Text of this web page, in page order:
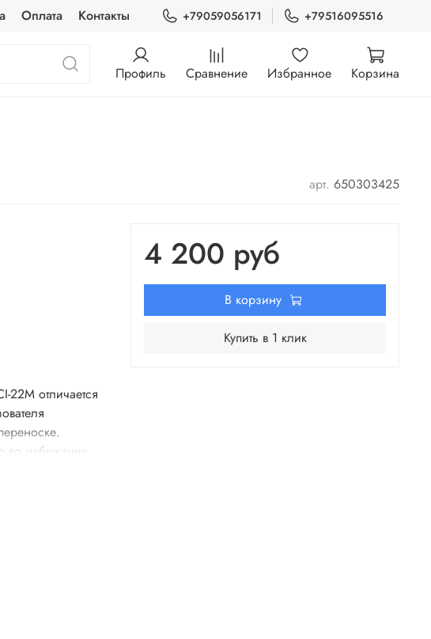
Оплата Контакты +79059056171 +79516095516
Профиль Сравнение Избранное Корзина
арт. 650303425
22M отличается
избежание
в
4 200 руб
В корзину
Купить в 1 клик